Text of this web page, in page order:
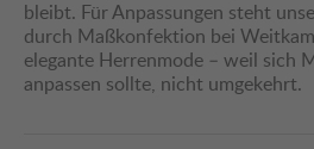
bleibt. Für Anpassungen steht
durch Maßkonfektion bei
elegante Herrenmode – weil sich
anpassen sollte, nicht umgekehrt.